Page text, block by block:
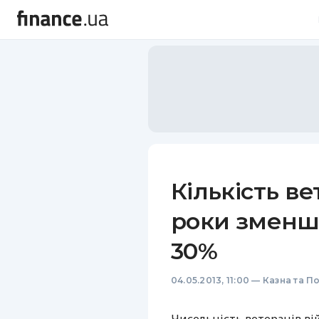
Кількість
роки
30%
04.05.2013, 11:00 — Казна та